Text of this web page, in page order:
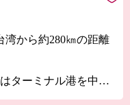
湾から約280㎞の距離
ターミナル港を中心